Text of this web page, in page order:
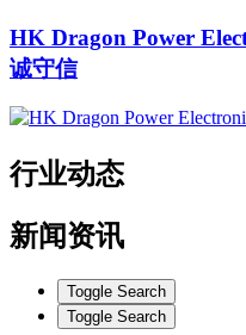
HK Dragon Power
诚守信
行业动态
新闻资讯
Toggle Search
Toggle Search